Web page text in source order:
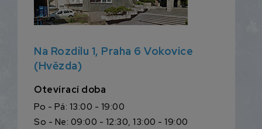
Na Rozdílu 1, Praha 6 Vokovice
(Hvězda)
Otevírací doba
Po - Pá: 13:00 - 19:00
So - Ne: 09:00 - 12:30, 13:00 - 19:00